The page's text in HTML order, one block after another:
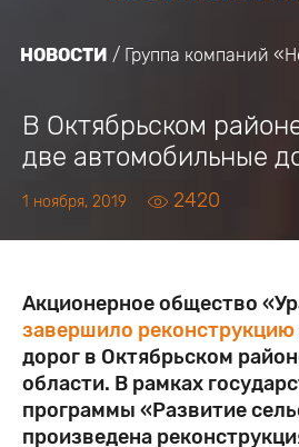
НОВОСТИ Группа компаний
В Октябрьском
две автомобильные
1 ноября, 2019 2420
Акционерное общество
завершило реконструкцию
дорог в Октябрьском
области. В рамках
программы «Развитие
произведена